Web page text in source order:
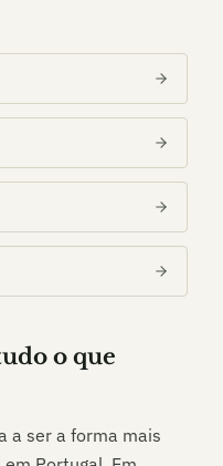
o que
a ser a forma mais